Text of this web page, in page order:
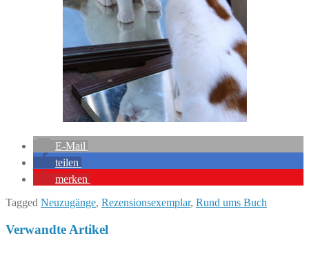
E-Mail
teilen
merken
Tagged Neuzugänge, Rezensionsexemplar, Rund ums Buch
Verwandte Artikel